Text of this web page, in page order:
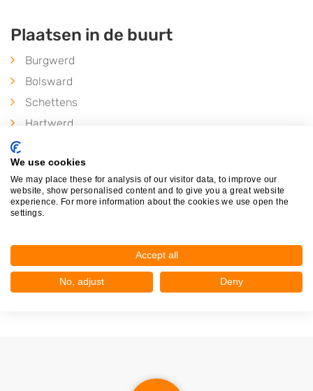
Plaatsen in de buurt
Burgwerd
Bolsward
Schettens
Hartwerd
Longerhouw
Witmarsum
Tjerkwerd
Lollum
Exmorra
Schraard
We use cookies
We may place these for analysis of our visitor data, to improve our
website, show personalised content and to give you a great website
experience. For more information about the cookies we use open the
settings.
Accept all
No, adjust Deny